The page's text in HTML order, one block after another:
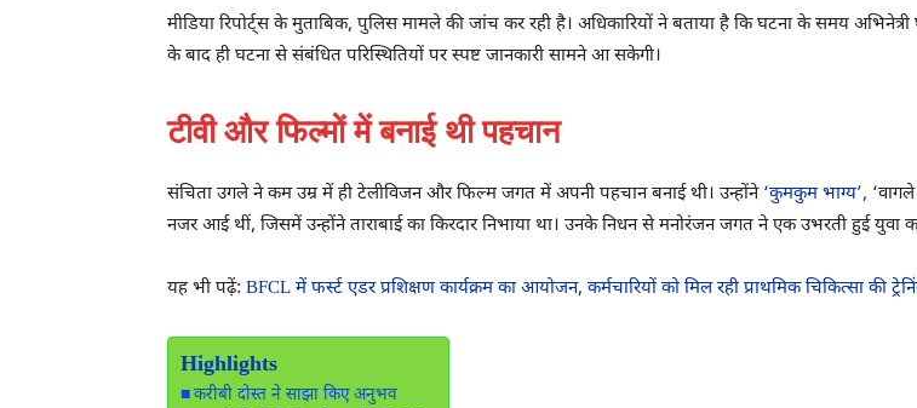
मीडिया रिपोर्ट्स के मुताबिक, पुलिस मामले की जांच कर रही है। अधिकारियों ने बताया है कि घटना के समय
के बाद ही घटना से संबंधित परिस्थितियों पर स्पष्ट जानकारी सामने आ सकेगी।
टीवी और फिल्मों में बनाई थी पहचान
संचिता उगले ने कम उम्र में ही टेलीविजन और फिल्म जगत में अपनी पहचान बनाई थी। उन्होंने ‘कुमकुम भाग्य’,
नजर आई थीं, जिसमें उन्होंने ताराबाई का किरदार निभाया था। उनके निधन से मनोरंजन जगत ने एक उभरती हुई युवा
यह भी पढ़ें: BFCL में फर्स्ट एडर प्रशिक्षण कार्यक्रम का आयोजन, कर्मचारियों को मिल रही प्राथमिक चिकित्सा की
Highlights
करीबी दोस्त ने साझा किए अनुभव